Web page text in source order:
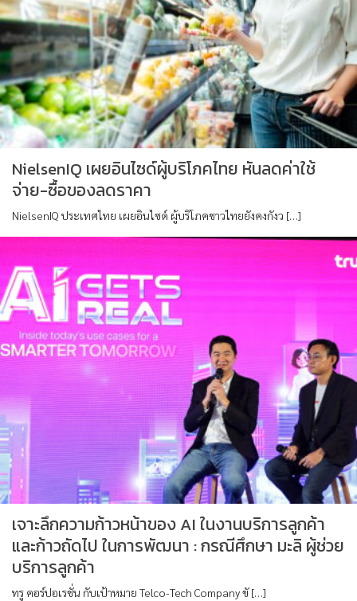
NielsenIQ เผยอินไซด์ผู้บริโภคไทย หันลดค่าใช้
จ่าย-ซื้อของลดราคา
NielsenIQ ประเทศไทย เผยอินไซด์ ผู้บริโภคชาวไทยยังคงกังว […]
เจาะลึกความก้าวหน้าของ AI ในงานบริการลูกค้า
และก้าวถัดไป ในการพัฒนา : กรณีศึกษา มะลิ ผู้ช่วย
บริการลูกค้า
ทรู คอร์ปอเรชั่น กับเป้าหมาย Telco-Tech Company ขั […]